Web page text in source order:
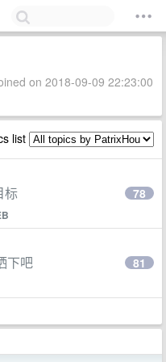
on 2018-09-09 22:23:00
list
标 78
下吧 81